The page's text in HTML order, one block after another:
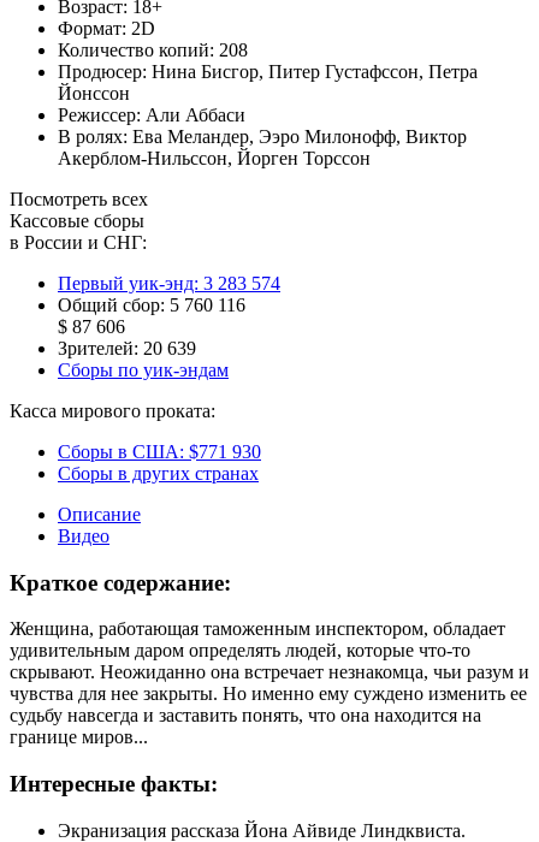
Возраст: 18+
Формат: 2D
Количество копий: 208
Продюсер: Нина Бисгор, Питер Густафссон, Петра
Йонссон
Режиссер: Али Аббаси
В ролях: Ева Меландер, Ээро Милонофф, Виктор
Акерблом-Нильссон, Йорген Торссон
Посмотреть всех
Кассовые сборы
в России и СНГ:
Первый уик-энд: 3 283 574
Общий сбор: 5 760 116
$ 87 606
Зрителей: 20 639
Сборы по уик-эндам
Касса мирового проката:
Сборы в США: $771 930
Сборы в других странах
Описание
Видео
Краткое содержание:
Женщина, работающая таможенным инспектором, обладает
удивительным даром определять людей, которые что-то
скрывают. Неожиданно она встречает незнакомца, чьи разум и
чувства для нее закрыты. Но именно ему суждено изменить ее
судьбу навсегда и заставить понять, что она находится на
границе миров...
Интересные факты:
Экранизация рассказа Йона Айвиде Линдквиста.